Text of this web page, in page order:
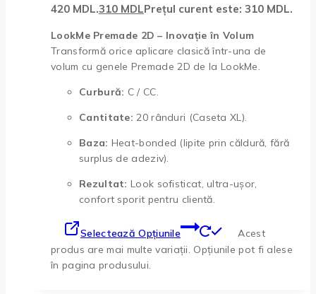
420 MDL.310 MDLPrețul curent este: 310 MDL.
LookMe Premade 2D – Inovație în Volum
Transformă orice aplicare clasică într-una de
volum cu genele Premade 2D de la LookMe.
Curbură: C / CC.
Cantitate: 20 rânduri (Caseta XL).
Baza: Heat-bonded (lipite prin căldură, fără
surplus de adeziv).
Rezultat: Look sofisticat, ultra-ușor,
confort sporit pentru clientă.
Selectează Opțiunile
Acest
produs are mai multe variații. Opțiunile pot fi alese
în pagina produsului.